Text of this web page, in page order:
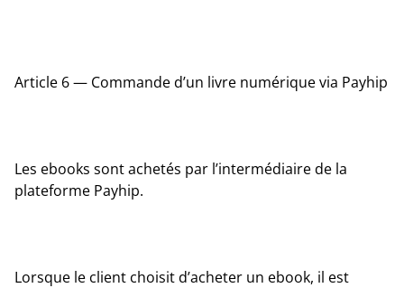
Article 6 — Commande d’un livre numérique via Payhip
Les ebooks sont achetés par l’intermédiaire de la
plateforme Payhip.
Lorsque le client choisit d’acheter un ebook, il est